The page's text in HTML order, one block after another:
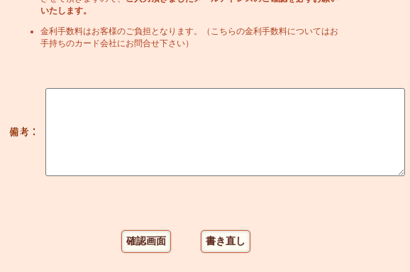
いたします。
金利手数料はお客様のご負担となります。（こちらの金利手数料についてはお
手持ちのカード会社にお問合せ下さい）